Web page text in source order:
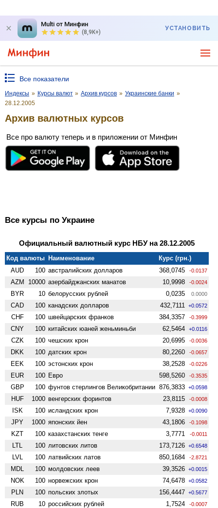
Multi от Минфин
(8,9K+)
УСТАНОВИТЬ
Все показатели
Индексы » Курсы валют » Архив курсов » Украинские банки »
28.12.2005
Архив валютных курсов
Все про валюту теперь и в приложении от Минфин
Все курсы по Украине
Официальный валютный курс НБУ на 28.12.2005
Код валюты Наименование
Курс (грн.)
AUD
100 австралийских долларов 368,0745 -0.0137
AZM 10000 азербайджанских манатов 10,9998 -0.0024
BYR 10 белорусских рублей 0,0235 0.0000
CAD 100 канадских долларов 432,7111 +0.0572
CHF 100 швейцарских франков 384,3357 -0.3999
CNY 100 китайских юаней женьминьби 62,5464 +0.0116
CZK 100 чешских крон 20,6995 -0.0036
DKK 100 датских крон 80,2260 -0.0657
EEK 100 эстонских крон 38,2528 -0.0226
EUR 100 Евро 598,5260 -0.3535
GBP 100 фунтов стерлингов Велико­британии 876,3833 +0.0598
HUF 1000 венгерских форинтов 23,8115 -0.0008
ISK 100 исландских крон 7,9328 +0.0090
JPY 1000 японских йен 43,1806 -0.1098
KZT 100 казахстанских тенге 3,7771 -0.0011
LTL 100 литовских литов 173,7126 +0.6548
LVL 100 латвийских латов 850,1684 -2.8721
MDL 100 молдовских леев 39,3526 +0.0015
NOK 100 норвежских крон 74,6478 +0.0582
PLN 100 польских злотых 156,4447 +0.5677
RUB 10 российских рублей 1,7524 -0.0007